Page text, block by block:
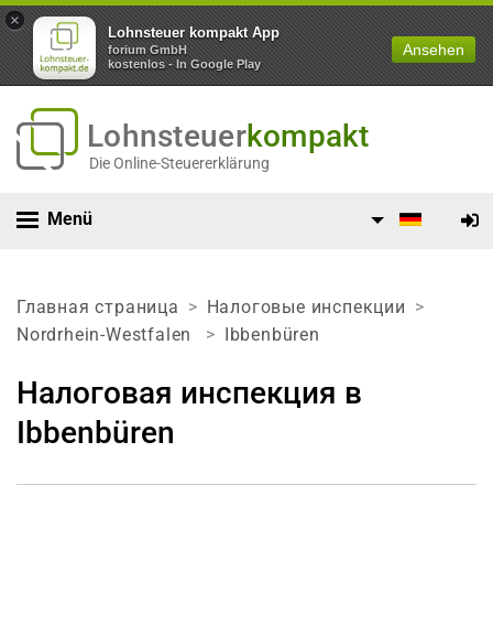
×
Lohnsteuer kompakt App
forium GmbH
kostenlos - In Google Play
Ansehen
Lohnsteuerkompakt
Die Online-Steuererklärung
Menü
Главная страница
Налоговые инспекции
Nordrhein-Westfalen
Ibbenbüren
Налоговая инспекция в
Ibbenbüren